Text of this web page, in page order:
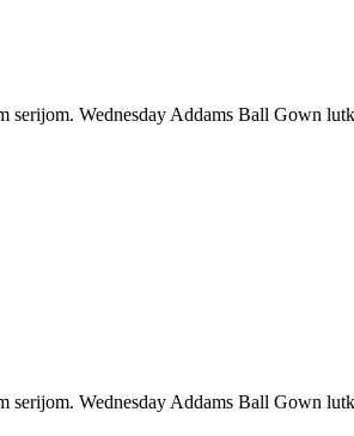
Wednesday Addams Ball Gown
Wednesday Addams Ball Gown